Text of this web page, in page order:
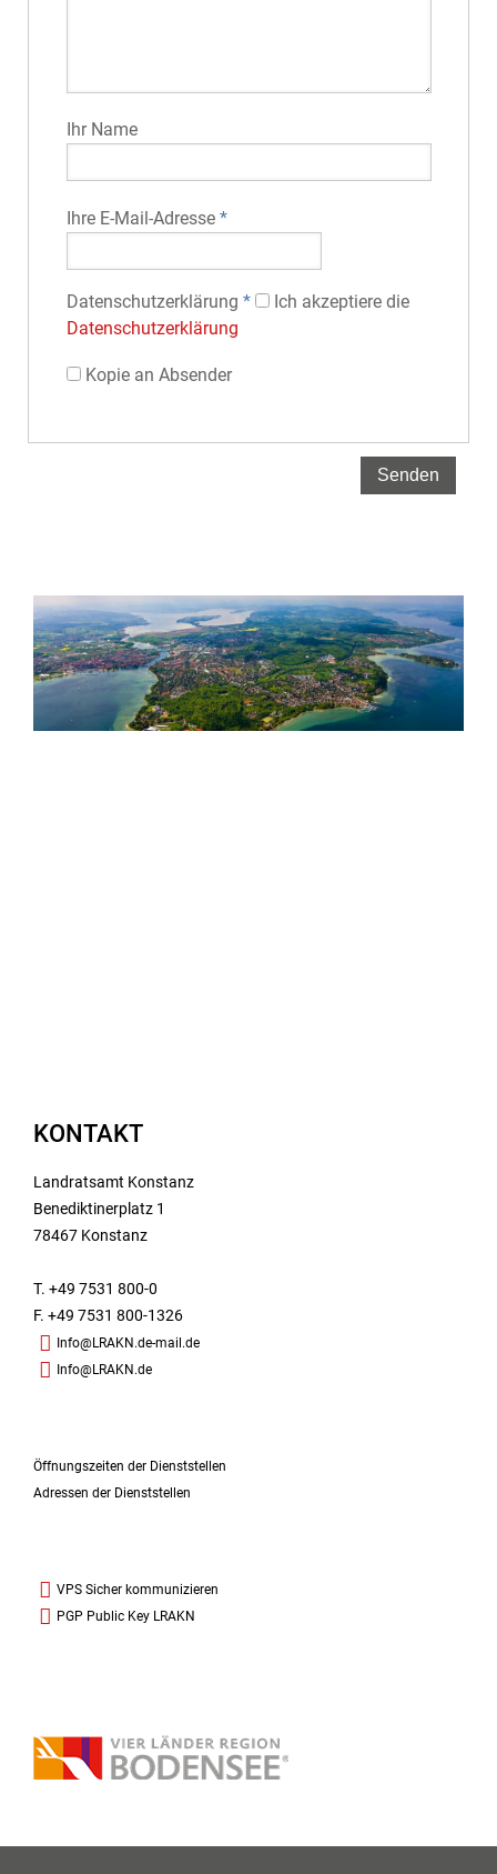
Ihr Name
Ihre E-Mail-Adresse*
Datenschutz­erklärung *
Ich akzeptiere die
Datenschutz­erklärung
Kopie an Absender
KONTAKT
Landratsamt Konstanz
Benediktinerplatz 1
78467 Konstanz
T. +49 7531 800-0
F. +49 7531 800-1326
Info@LRAKN.de-mail.de
Info@LRAKN.de
Öffnungszeiten der Dienststellen
Adressen der Dienststellen
VPS Sicher kommunizieren
PGP Public Key LRAKN